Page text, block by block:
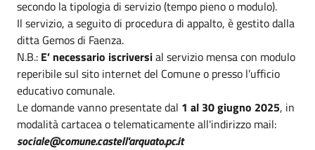
secondo la tipologia di servizio (tempo pieno o modulo).
Il servizio, a seguito di procedura di appalto, è gestito dalla
ditta Gemos di Faenza.
N.B.: E’ necessario iscriversial servizio mensa con modulo
reperibile sul sito internet del Comune o presso l’ufficio
educativo comunale.
Le domande vanno presentate dal 1 al 30 giugno 2025, in
modalità cartacea o telematicamente all'indirizzo mail:
sociale@comune.castell'arquato.pc.it